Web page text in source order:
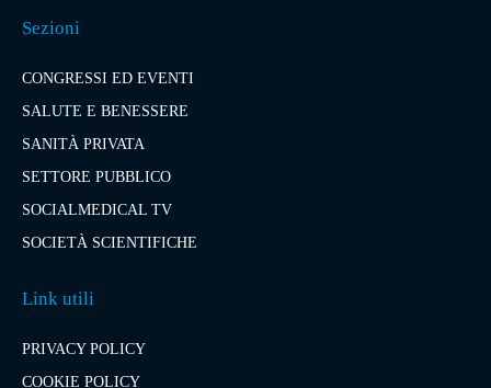
Sezioni
CONGRESSI ED EVENTI
SALUTE E BENESSERE
SANITÀ PRIVATA
SETTORE PUBBLICO
SOCIALMEDICAL TV
SOCIETÀ SCIENTIFICHE
Link utili
PRIVACY POLICY
COOKIE POLICY